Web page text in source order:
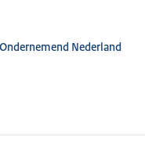
Nederland